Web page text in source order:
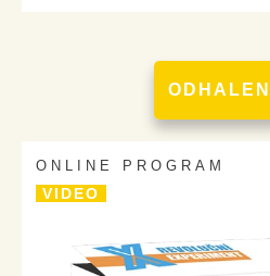
ODHALENÍ
ONLINE PROGRAM
VIDEO